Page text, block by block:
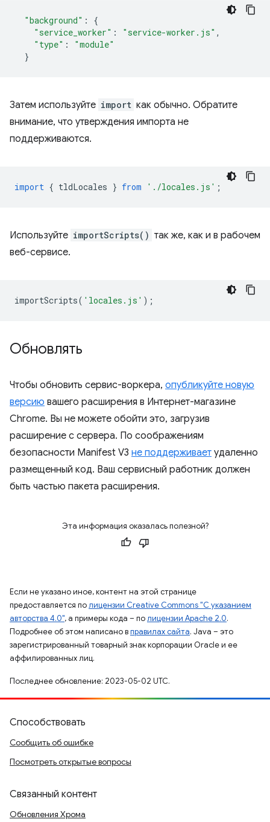
"background" :
{
"service_worker" : "service-worker.js" ,
"type" :
"module"
}
Затем используйте import как обычно. Обратите
внимание, что утверждения импорта не
поддерживаются.
import { tldLocales } from './locales.js' ;
Используйте importScripts() так же, как и в рабочем
веб-сервисе.
importScripts( 'locales.js' );
Обновлять
Чтобы обновить сервис-воркера, опубликуйте новую
версию вашего расширения в Интернет-магазине
Chrome. Вы не можете обойти это, загрузив
расширение с сервера. По соображениям
безопасности Manifest V3 не поддерживает удаленно
размещенный код. Ваш сервисный работник должен
быть частью пакета расширения.
Эта информация оказалась полезной?
Если не указано иное, контент на этой странице
предоставляется полицензии Creative Commons "С указанием
авторства 4.0", а примеры кода – полицензии Apache 2.0.
Подробнее об этом написано вправилах сайта. Java – это
зарегистрированный товарный знак корпорации Oracle и ее
аффилированных лиц.
Последнее обновление: 2023-05-02 UTC.
Способствовать
Сообщить об ошибке
Посмотреть открытые вопросы
Связанный контент
Обновления Хрома